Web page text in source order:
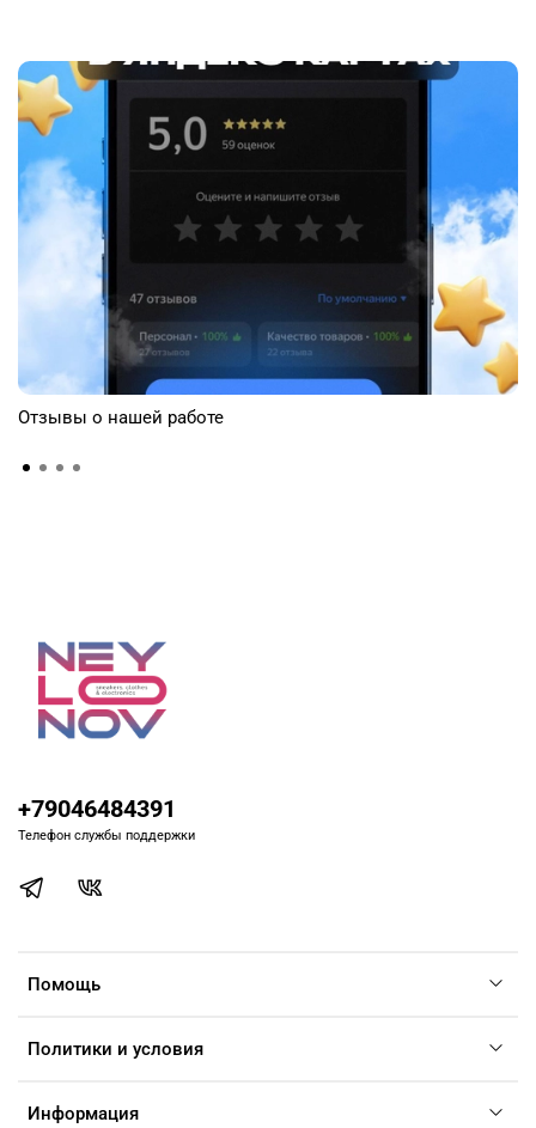
Отзывы о нашей работе
Помощь
Политики и условия
Информация
+79046484391
Телефон службы поддержки